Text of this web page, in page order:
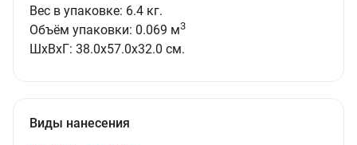
Вес в упаковке: 6.4 кг.
Объём упаковки: 0.069 м3
ШxВxГ: 38.0x57.0x32.0 см.
Виды нанесения